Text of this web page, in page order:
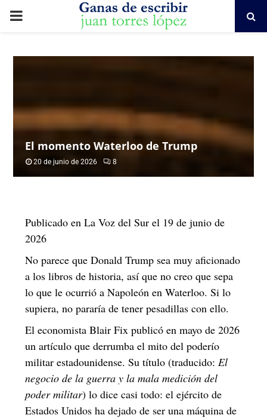
PRIMARY
El momento Waterloo de Trump
20 de junio de 2026 8
Publicado en La Voz del Sur el 19 de junio de
2026
No parece que Donald Trump sea muy aficionado
a los libros de historia, así que no creo que sepa
lo que le ocurrió a Napoleón en Waterloo. Si lo
supiera, no pararía de tener pesadillas con ello.
El economista Blair Fix publicó en mayo de 2026
un artículo que derrumba el mito del poderío
militar estadounidense. Su título (traducido: El
negocio de la guerra y la mala medición del
poder militar) lo dice casi todo: el ejército de
Estados Unidos ha dejado de ser una máquina de